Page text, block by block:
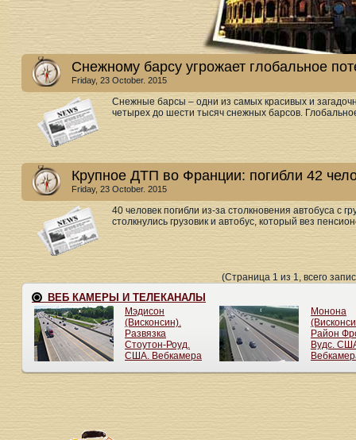
Снежному барсу угрожает глобальное
Friday, 23 October. 2015
Снежные барсы – одни из самых красивых и
четырех до шести тысяч снежных барсов.
Крупное ДТП во Франции: погибли 42
Friday, 23 October. 2015
40 человек погибли из-за столкновения автобуса с
столкнулись грузовик и автобус, который вез
(Страница 1 из 1, всего